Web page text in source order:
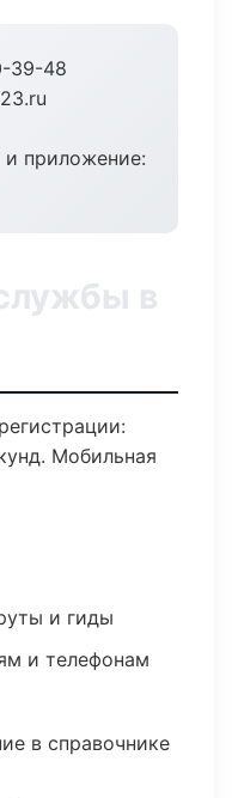
39-48
и приложение:
в
Мобильная
и гиды
и телефонам
в справочнике